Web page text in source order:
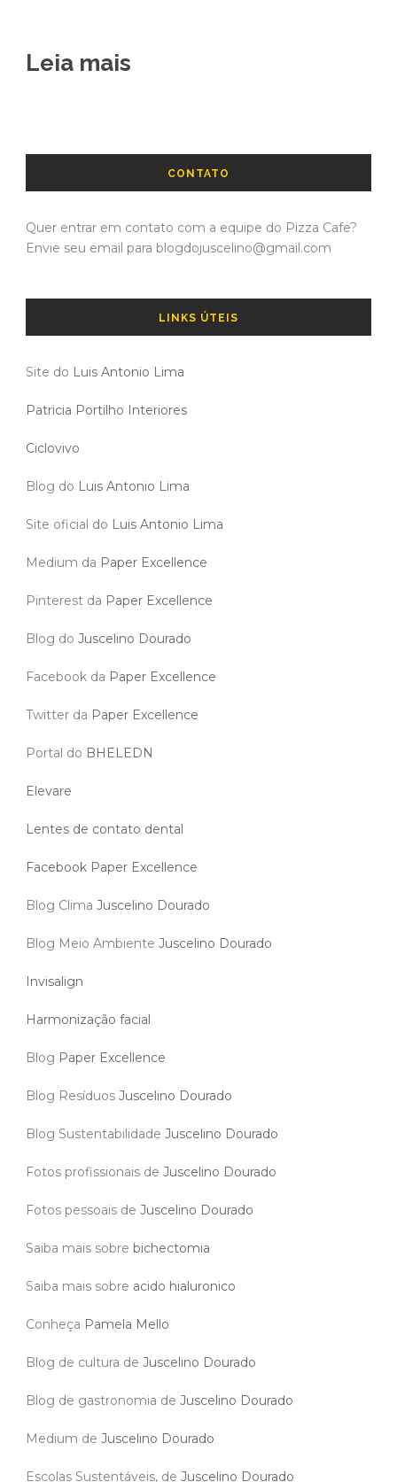
Leia mais
CONTATO
Quer entrar em contato com a equipe do Pizza Cafe?
Envie seu email para blogdojuscelino@gmail.com
LINKS ÚTEIS
Site do Luis Antonio Lima
Patricia Portilho Interiores
Ciclovivo
Blog do Luis Antonio Lima
Site oficial do Luis Antonio Lima
Medium da Paper Excellence
Pinterest da Paper Excellence
Blog do Juscelino Dourado
Facebook da Paper Excellence
Twitter da Paper Excellence
Portal do BHELEDN
Elevare
Lentes de contato dental
Facebook Paper Excellence
Blog Clima Juscelino Dourado
Blog Meio Ambiente Juscelino Dourado
Invisalign
Harmonização facial
Blog Paper Excellence
Blog Resíduos Juscelino Dourado
Blog Sustentabilidade Juscelino Dourado
Fotos profissionais de Juscelino Dourado
Fotos pessoais de Juscelino Dourado
Saiba mais sobre bichectomia
Saiba mais sobre acido hialuronico
Conheça Pamela Mello
Blog de cultura de Juscelino Dourado
Blog de gastronomia de Juscelino Dourado
Medium de Juscelino Dourado
Escolas Sustentáveis, de Juscelino Dourado